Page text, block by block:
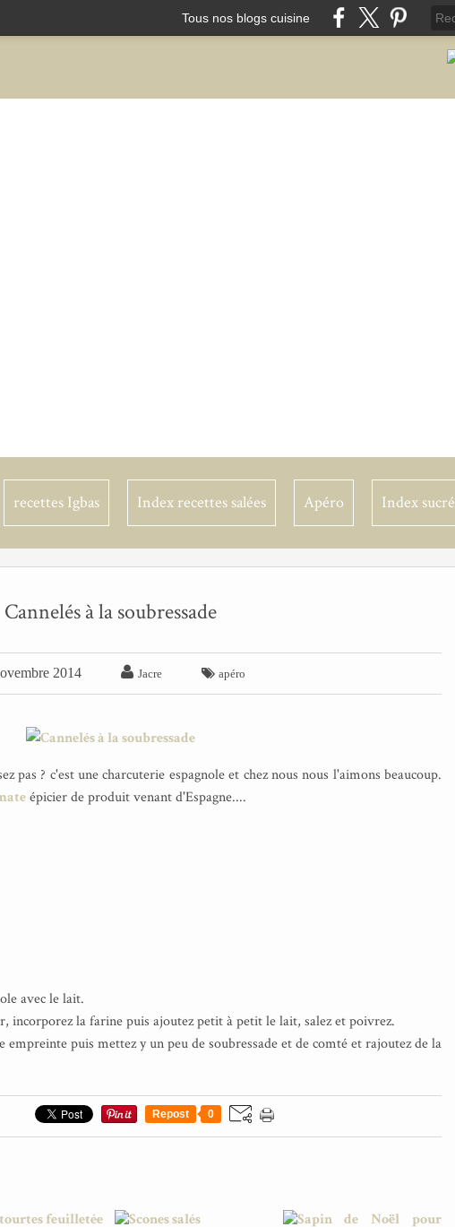
Tous nos blogs cuisine
recettes Igbas Index recettes salées Apéro Index sucré
Cannelés à la soubressade
2014  Jacre  apéro
pas ? c'est une charcuterie espagnole et chez nous nous l'aimons beaucoup.
épicier de produit venant d'Espagne....
avec le lait.
incorporez la farine puis ajoutez petit à petit le lait, salez et poivrez.
empreinte puis mettez y un peu de soubressade et de comté et rajoutez de la
Repost 0